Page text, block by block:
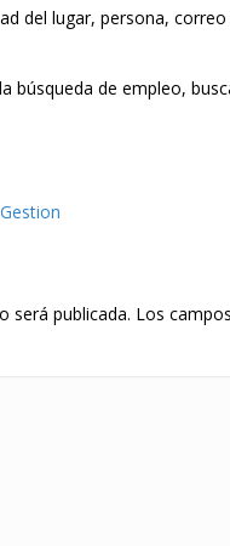
del lugar, persona,
búsqueda de empleo,
será publicada. Los